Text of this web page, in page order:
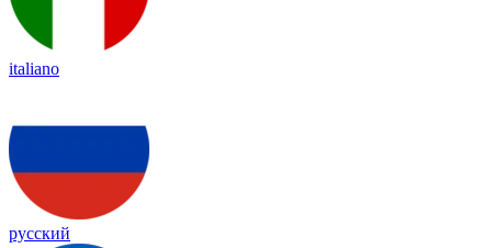
italiano
русский